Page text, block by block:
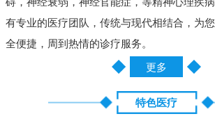
有专业的医疗团队，传统与现代相结合，为
全便捷，周到热情的诊疗服务。
更多
特色医疗